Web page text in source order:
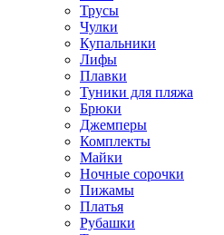
Трусы
Чулки
Купальники
Лифы
Плавки
Туники для пляжа
Брюки
Джемперы
Комплекты
Майки
Ночные сорочки
Пижамы
Платья
Рубашки